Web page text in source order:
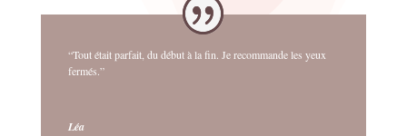
“Tout était parfait, du début à la fin. Je recommande les yeux
fermés.”
Léa